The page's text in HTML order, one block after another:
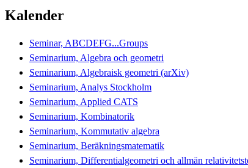
Kalender
Seminar, ABCDEFG...Groups
Seminarium, Algebra och geometri
Seminarium, Algebraisk geometri (arXiv)
Seminarium, Analys Stockholm
Seminarium, Applied CATS
Seminarium, Kombinatorik
Seminarium, Kommutativ algebra
Seminarium, Beräkningsmatematik
Seminarium, Differentialgeometri och allmän